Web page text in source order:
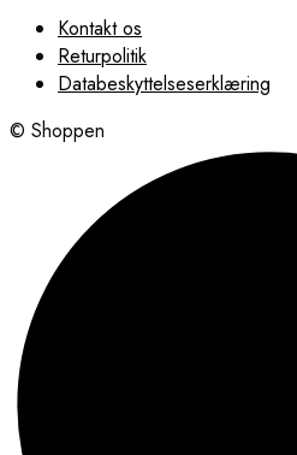
Kontakt os
Returpolitik
Databeskyttelseserklæring
© Shoppen